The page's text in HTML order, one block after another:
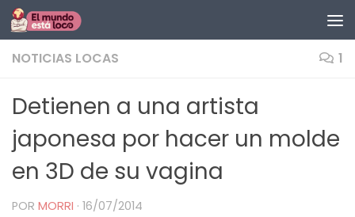
Saltar al contenido
NOTICIAS LOCAS 1
Detienen a una artista
japonesa por hacer un molde
en 3D de su vagina
POR MORRI · 16/07/2014